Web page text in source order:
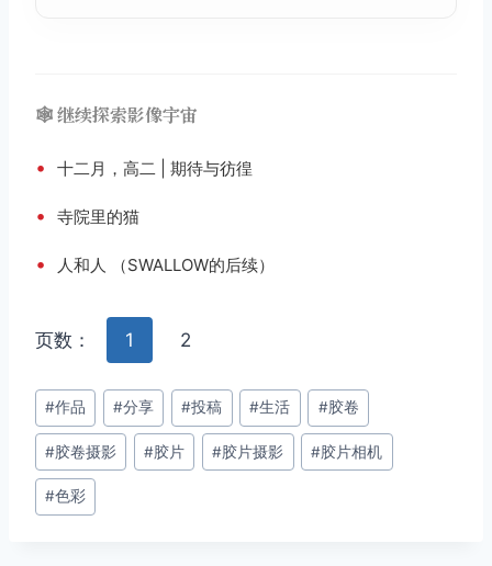
🕸️ 继续探索影像宇宙
• 十二月，高二 | 期待与彷徨
• 寺院里的猫
• 人和人 （SWALLOW的后续）
页数： 1 2
文
章
标
签：
#作品 #分享 #投稿 #生活 #胶卷
#胶卷摄影 #胶片 #胶片摄影 #胶片相机
#色彩